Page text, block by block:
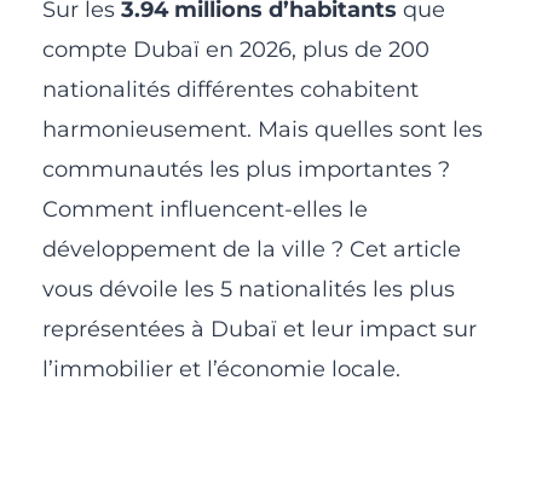
Sur les 3.94 millions d’habitants que
compte Dubaï en 2026, plus de 200
nationalités différentes cohabitent
harmonieusement. Mais quelles sont les
communautés les plus importantes ?
Comment influencent-elles le
développement de la ville ? Cet article
vous dévoile les 5 nationalités les plus
représentées à Dubaï et leur impact sur
l’immobilier et l’économie locale.